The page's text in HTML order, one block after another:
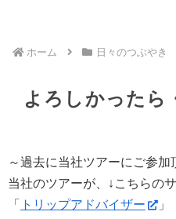
ホーム 日々のつぶやき
よろしかったら
～過去に当社ツアーにご参加
当社のツアーが、↓こちらの
「
トリップアドバイザー
」